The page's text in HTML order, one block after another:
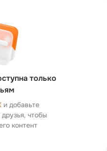
только
и добавьте
чтобы
контент